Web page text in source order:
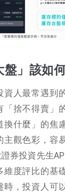
」該如
資人最常遇到
「捨不得賣」
換什麼」的焦
主觀色彩，容
證券投資先生
維度評比的基
時，投資人可